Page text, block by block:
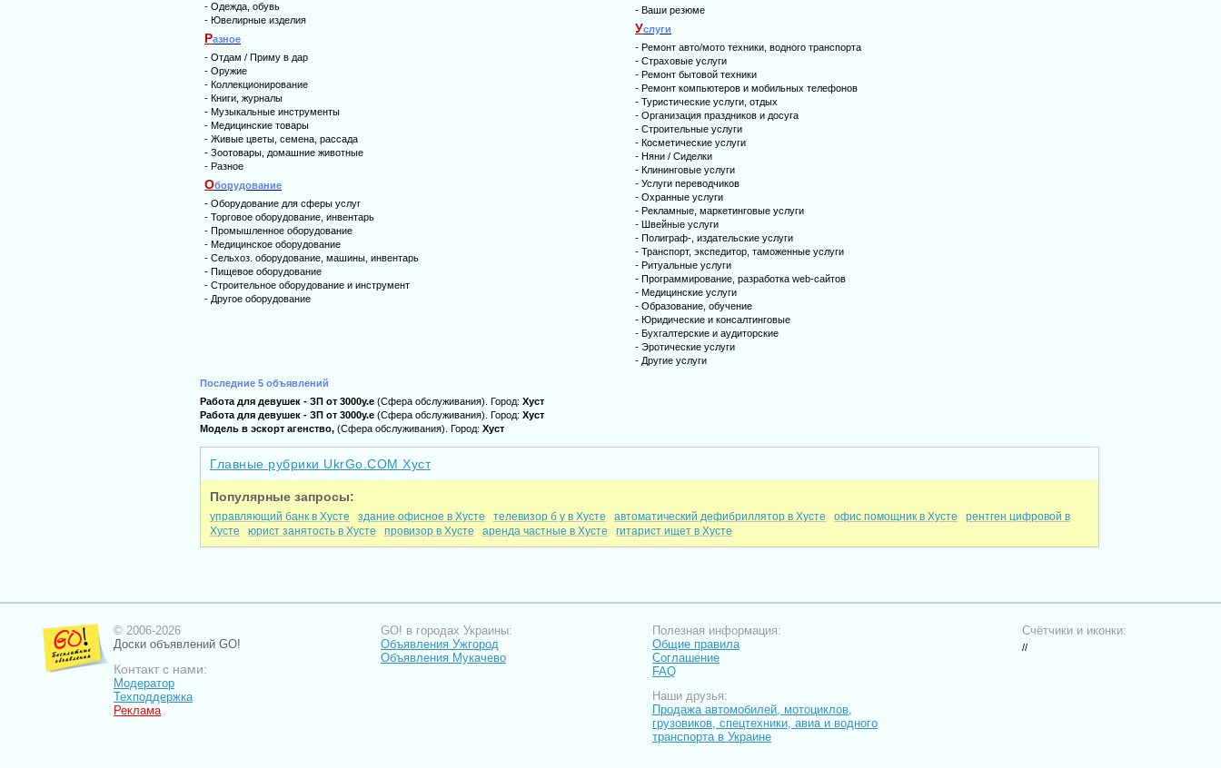
- Одежда, обувь
- Ювелирные изделия
Разное
- Отдам / Приму в дар
- Оружие
- Коллекционирование
- Книги, журналы
- Музыкальные инструменты
- Медицинские товары
- Живые цветы, семена, рассада
- Зоотовары, домашние животные
- Разное
Оборудование
- Оборудование для сферы услуг
- Торговое оборудование, инвентарь
- Промышленное оборудование
- Медицинское оборудование
- Сельхоз. оборудование, машины, инвентарь
- Пищевое оборудование
- Строительное оборудование и инструмент
- Другое оборудование
- Ваши резюме
Услуги
- Ремонт авто/мото техники, водного транспорта
- Страховые услуги
- Ремонт бытовой техники
- Ремонт компьютеров и мобильных телефонов
- Туристические услуги, отдых
- Организация праздников и досуга
- Строительные услуги
- Косметические услуги
- Няни / Cиделки
- Клининговые услуги
- Услуги переводчиков
- Охранные услуги
- Рекламные, маркетинговые услуги
- Швейные услуги
- Полиграф-, издательские услуги
- Транспорт, экспедитор, таможенные услуги
- Ритуальные услуги
- Программирование, разработка web-сайтов
- Медицинские услуги
- Образование, обучение
- Юридические и консалтинговые
- Бухгалтерские и аудиторские
- Эротические услуги
- Другие услуги
Последние 5 объявлений
Работа для девушек - ЗП от 3000у.е (Сфера обслуживания) . Город: Хуст
Работа для девушек - ЗП от 3000у.е (Сфера обслуживания) . Город: Хуст
Модель в эскорт агенство, (Сфера обслуживания) . Город: Хуст
Главные рубрики UkrGo.COM Хуст
Популярные запросы:
управляющий банк в Хусте здание офисное в Хусте телевизор б у в Хусте автоматический дефибриллятор в Хусте офис помощник в Хусте
рентген цифровой в
Хусте
юрист занятость в Хусте провизор в Хусте аренда частные в Хусте гитарист ищет в Хусте
© 2006-2026
Доски объявлений GO!
Контакт с нами:
Модератор
Техподдержка
Реклама
GO! в городах Украины:
Объявления Ужгород
Объявления Мукачево
Полезная информация:
Общие правила
Соглашение
FAQ
Наши друзья:
Продажа автомобилей, мотоциклов,
грузовиков, спецтехники, авиа и водного
транспорта в Украине
Счётчики и иконки:
//